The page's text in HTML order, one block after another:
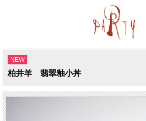
NEW
柏井羊 翡翠釉小丼